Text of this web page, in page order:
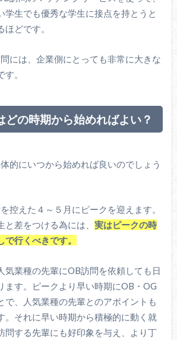
学生でも優秀な学生に接点を持とうと
どです。
には、企業側にとっても非常に大きな
。
どの時期から始めればよい？
的にいつから始めれば良いのでしょう
控えた４～５月にピークを迎えます。
と差をつける為には、 実はピークの時
行くべきです。
気業種の先輩にOB訪問を依頼しても日
ます。ピークより早い時期にOB・OG
で、人気業種の先輩とのアポイントも
。それに早い時期から積極的に動く就
問する先輩にも好印象を与え、より丁